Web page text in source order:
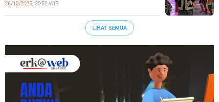
26/10/2025, 20:52 WIB
LIHAT SEMUA